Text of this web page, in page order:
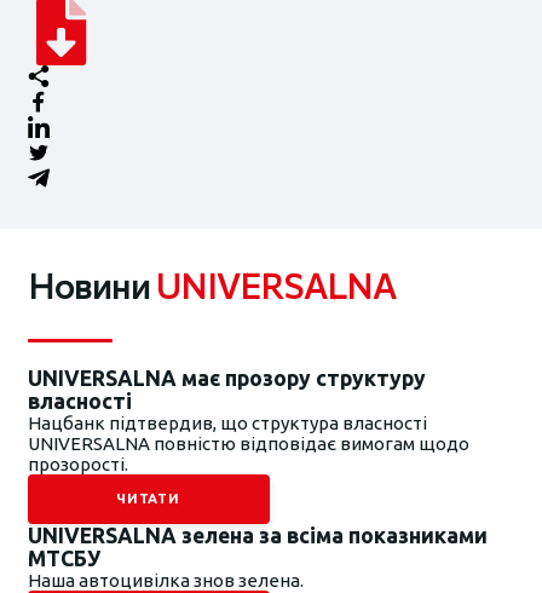
Новини UNIVERSALNA
UNIVERSALNA має прозору структуру
власності
Нацбанк підтвердив, що структура власності
UNIVERSALNA повністю відповідає вимогам щодо
прозорості.
ЧИТАТИ
UNIVERSALNA зелена за всіма показниками
МТСБУ
Наша автоцивілка знов зелена.